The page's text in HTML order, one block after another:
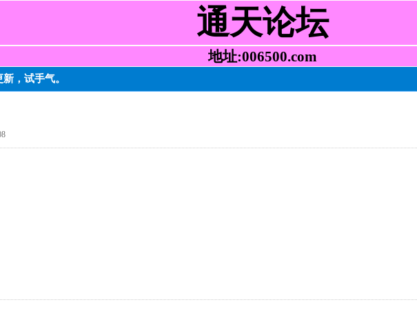
通天论坛
地址:006500.com
，试手气。